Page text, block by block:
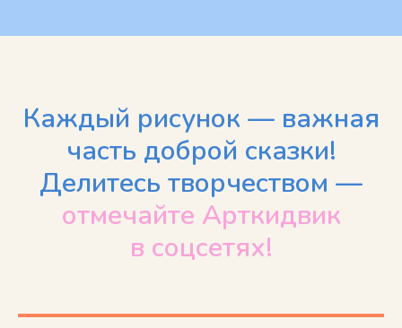
Каждый рисунок — важная
часть доброй сказки!
Делитесь творчеством —
отмечайте Арткидвик
в соцсетях!